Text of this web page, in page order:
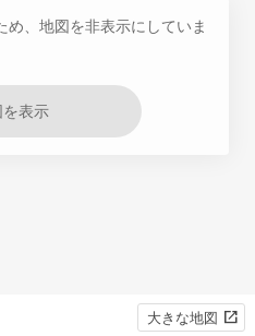
、地図を非表示にしていま
表示
大きな地図